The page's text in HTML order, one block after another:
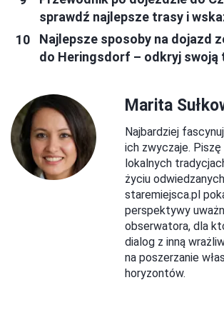
sprawdź najlepsze trasy i
Najlepsze sposoby na dojazd
do Heringsdorf – odkryj swoją
Marita
Najbardziej
ich zwyczaje.
lokalnych
życiu
staremiejsca.pl
perspektywy
obserwatora, dla
dialog z inną
na poszerzanie
horyzontów.